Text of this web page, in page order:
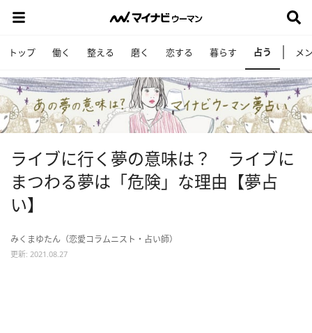
トップ 働く 整える 磨く 恋する 暮らす 占う メ
ライブに行く夢の意味は？ ライブに
まつわる夢は「危険」な理由【夢占
い】
みくまゆたん（恋愛コラムニスト・占い師）
更新: 2021.08.27